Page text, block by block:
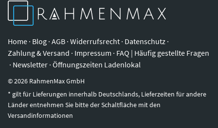
Home · Blog · AGB · Widerrufsrecht · Datenschutz ·
Zahlung & Versand · Impressum · FAQ | Häufig gestellte Fragen
· Newsletter · Öffnungszeiten Ladenlokal
©2026 RahmenMax GmbH
* gilt für Lieferungen innerhalb Deutschlands, Lieferzeiten für andere
Länder entnehmen Sie bitte der Schaltfläche mit den
Versandinformationen